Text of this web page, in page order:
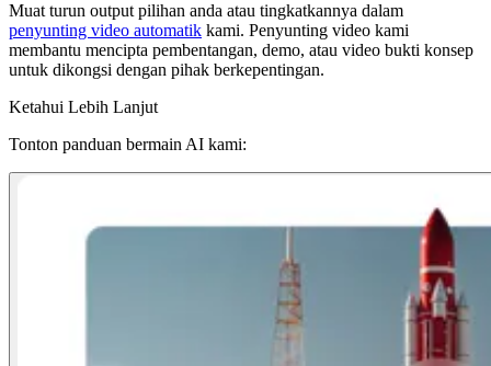
Muat turun output pilihan anda atau tingkatkannya dalam
penyunting video automatik kami. Penyunting video kami
membantu mencipta pembentangan, demo, atau video bukti konsep
untuk dikongsi dengan pihak berkepentingan.
Ketahui Lebih Lanjut
Tonton panduan bermain AI kami: